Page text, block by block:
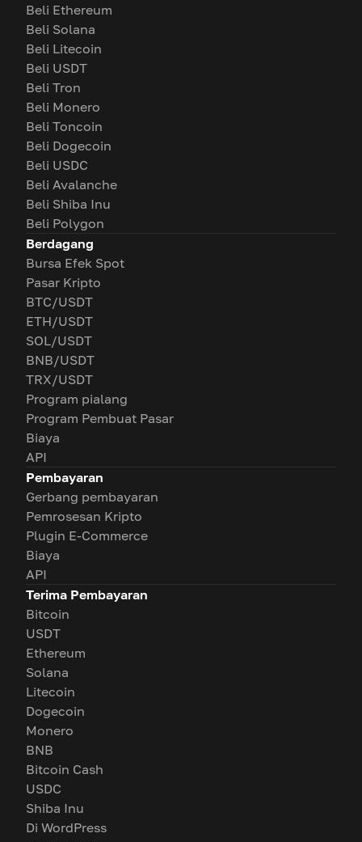
Beli Ethereum
Beli Solana
Beli Litecoin
Beli USDT
Beli Tron
Beli Monero
Beli Toncoin
Beli Dogecoin
Beli USDC
Beli Avalanche
Beli Shiba Inu
Beli Polygon
Berdagang
Bursa Efek Spot
Pasar Kripto
BTC/USDT
ETH/USDT
SOL/USDT
BNB/USDT
TRX/USDT
Program pialang
Program Pembuat Pasar
Biaya
API
Pembayaran
Gerbang pembayaran
Pemrosesan Kripto
Plugin E-Commerce
Biaya
API
Terima Pembayaran
Bitcoin
USDT
Ethereum
Solana
Litecoin
Dogecoin
Monero
BNB
Bitcoin Cash
USDC
Shiba Inu
Di WordPress